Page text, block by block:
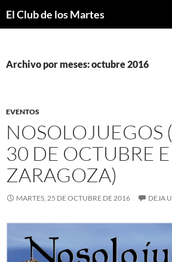
El Club de los Martes
Archivo por meses: octubre 2016
EVENTOS
NOSOLOJUEGOS
30 DE OCTUBRE
ZARAGOZA)
MARTES, 25 DE OCTUBRE DE 2016 DEJA